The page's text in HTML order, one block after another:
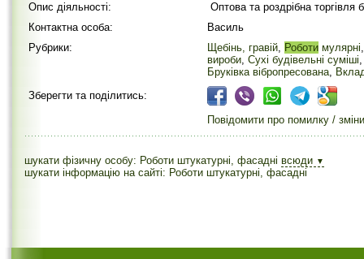
Опис діяльності:
Оптова та роздрібна торгівля
Контактна особа:
Василь
Рубрики:
Щебінь, гравій, Роботи мулярні
вироби, Сухі будівельні суміші
Бруківка вібропресована,
Зберегти та поділитись:
Повідомити про помилку / зміни
шукати фізичну особу: Роботи штукатурні, фасадні всюди ▼
шукати інформацію на сайті: Роботи штукатурні, фасадні